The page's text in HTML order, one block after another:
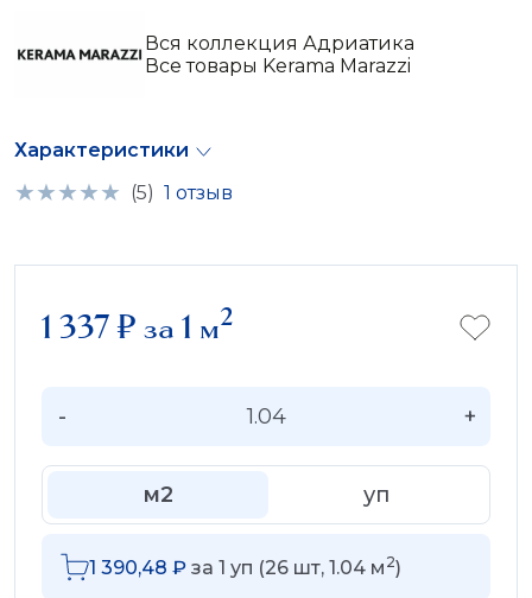
Вся коллекция Адриатика
Все товары Kerama Marazzi
Характеристики
(5) 1 отзыв
1 337₽за 1 м2
- +
м2 уп
1 390,48 ₽ за 1 уп (26 шт, 1.04 м 2)